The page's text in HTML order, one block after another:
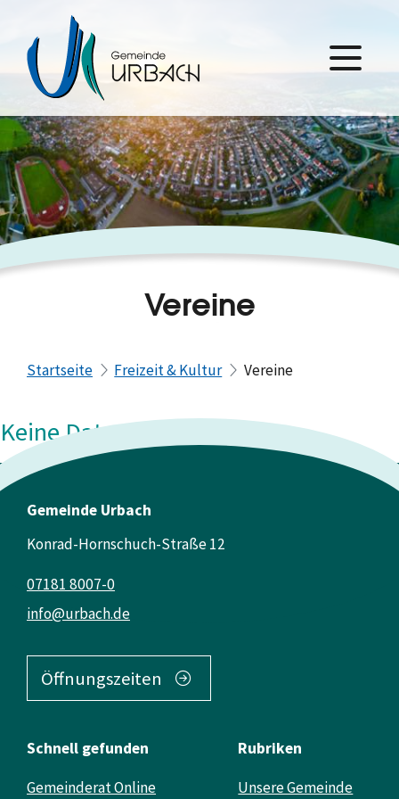
Vereine
Startseite Freizeit & Kultur Vereine
Keine Daten vorhanden
Gemeinde Urbach
Konrad-Hornschuch-Straße 12
info@urbach.de
07181 8007-0
Öffnungszeiten
Schnell gefunden
Gemeinderat Online
Rubriken
Unsere Gemeinde